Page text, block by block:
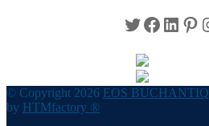
Twitter
© Copyright 2026 EOS
by HTMfactory ®